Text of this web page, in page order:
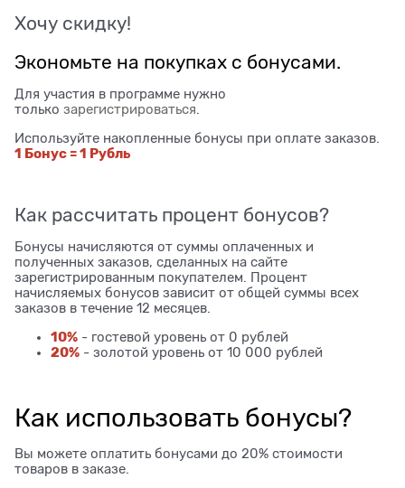
Хочу скидку!
Экономьте на покупках с бонусами.
Для участия в программе нужно
только зарегистрироваться.
Используйте накопленные бонусы при оплате заказов.
1 Бонус = 1 Рубль
Как рассчитать процент бонусов?
Бонусы начисляются от суммы оплаченных и
полученных заказов, сделанных на сайте
зарегистрированным покупателем. Процент
начисляемых бонусов зависит от общей суммы всех
заказов в течение 12 месяцев.
10% - гостевой уровень от 0 рублей
20% - золотой уровень от 10 000 рублей
Как использовать бонусы?
Вы можете оплатить бонусами до 20% стоимости
товаров в заказе.